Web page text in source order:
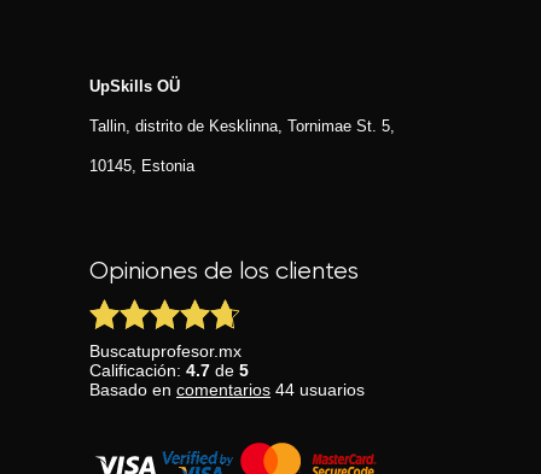
UpSkills OÜ
Tallin, distrito de Kesklinna, Tornimаe St. 5,
10145, Estonia
Opiniones de los clientes
Buscatuprofesor.mx
Calificación: 4.7 de 5
Basado en comentarios 44 usuarios